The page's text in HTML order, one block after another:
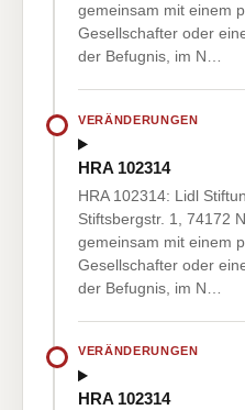
gemeinsam mit einem
Gesellschafter oder
der Befugnis, im N…
VERÄNDERUNGEN
HRA 102314
HRA 102314: Lidl
Stiftsbergstr. 1, 74172
gemeinsam mit einem
Gesellschafter oder
der Befugnis, im N…
VERÄNDERUNGEN
HRA 102314